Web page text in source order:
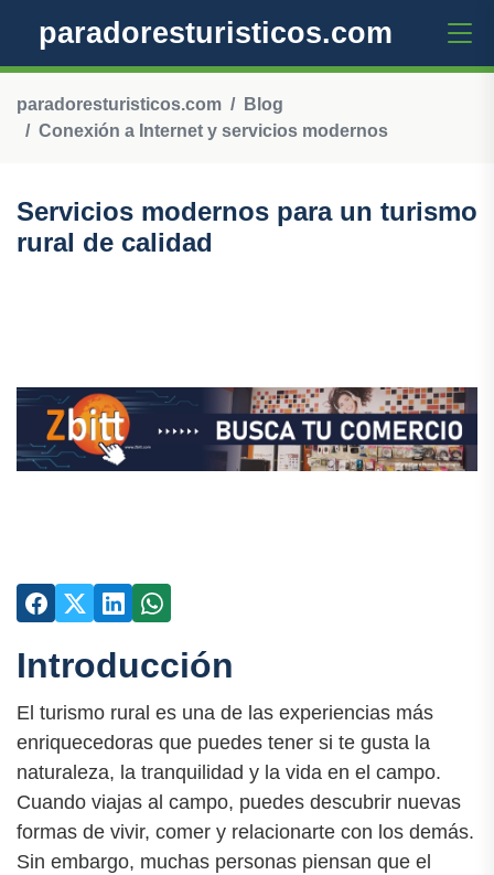
paradoresturisticos.com
paradoresturisticos.com
Blog
Conexión a Internet y servicios modernos
Servicios modernos para un turismo
rural de calidad
Introducción
El turismo rural es una de las experiencias más
enriquecedoras que puedes tener si te gusta la
naturaleza, la tranquilidad y la vida en el campo.
Cuando viajas al campo, puedes descubrir nuevas
formas de vivir, comer y relacionarte con los demás.
Sin embargo, muchas personas piensan que el